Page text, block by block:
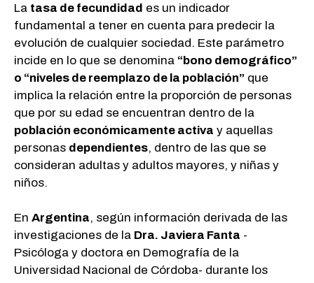
La tasa de fecundidad es un indicador
fundamental a tener en cuenta para predecir la
evolución de cualquier sociedad. Este parámetro
incide en lo que se denomina “bono demográfico”
o “niveles de reemplazo de la población” que
implica la relación entre la proporción de personas
que por su edad se encuentran dentro de la
población económicamente activa y aquellas
personas dependientes, dentro de las que se
consideran adultas y adultos mayores, y niñas y
niños.
En Argentina, según información derivada de las
investigaciones de la Dra. Javiera Fanta -
Psicóloga y doctora en Demografía de la
Universidad Nacional de Córdoba- durante los